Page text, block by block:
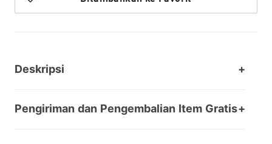
Deskripsi
Pengiriman dan Pengembalian Item Gratis